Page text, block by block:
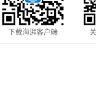
下载海湃客户端